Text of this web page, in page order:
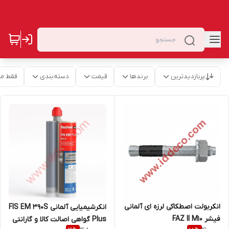
پربازدیدترین برندها قیمت دسته‌بندی فقط
انکربولت اصطکاکی لرزه ای آلمانی
فیشر FAZ II M10
انکرشیمیایی آلمانی FIS EM 390S
Plus گواهی اصالت کالا و گارانتی